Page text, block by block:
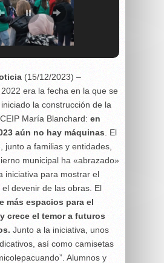
(15/12/2023) –
era la fecha en la que se
la construcción de la
María Blanchard: en
aún no hay máquinas . El
junto a familias y entidades,
municipal ha «abrazado»
iniciativa para mostrar el
devenir de las obras. El
más espacios para el
crece el temor a futuros
Junto a la iniciativa, unos
así como camisetas
Alumnos y